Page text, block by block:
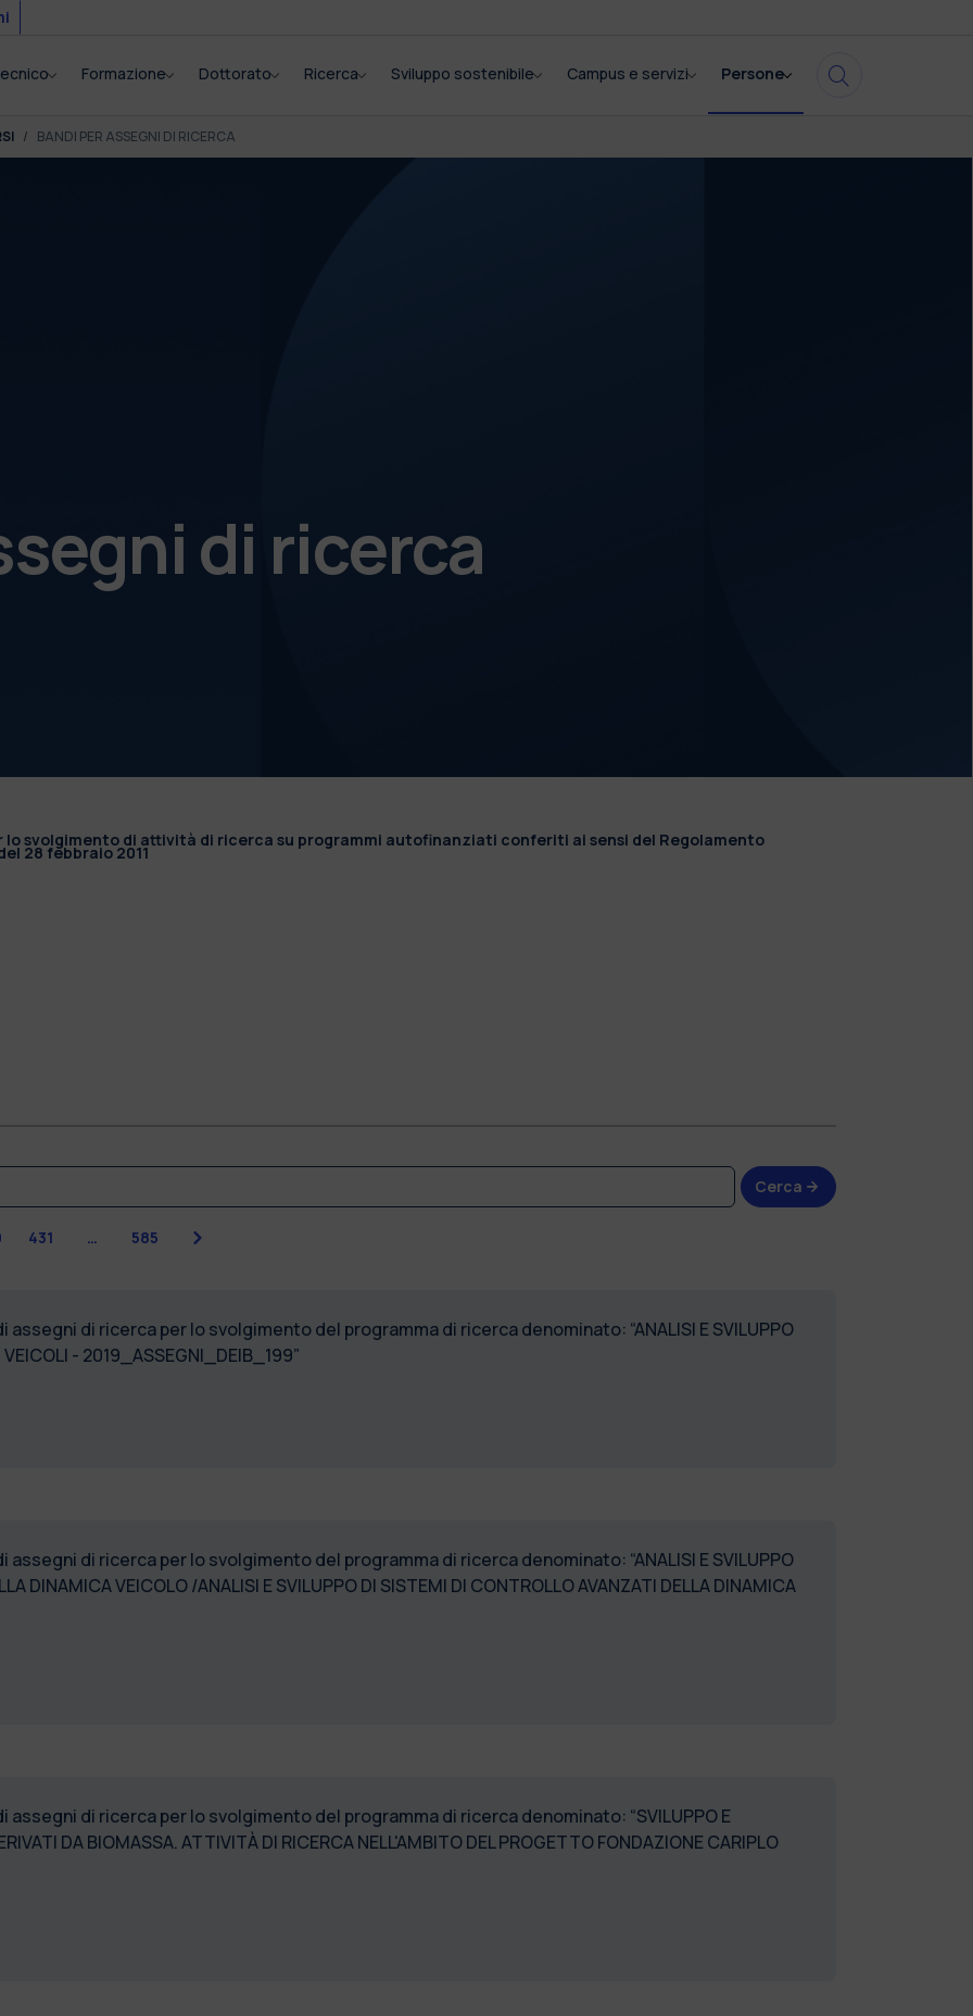
Formazione Dottorato Ricerca Sviluppo sostenibile Campus e servizi Persone
BANDI PER ASSEGNI DI RICERCA
di ricerca
svolgimento di attività di ricerca su programmi autofinanziati conferiti ai sensi del Regolamento
28 febbraio 2011
Cerca
431 … 585 Successiva
di ricerca per lo svolgimento del programma di ricerca denominato: “ANALISI E SVILUPPO
- 2019_ASSEGNI_DEIB_199”
di ricerca per lo svolgimento del programma di ricerca denominato: “ANALISI E SVILUPPO
DINAMICA VEICOLO /ANALISI E SVILUPPO DI SISTEMI DI CONTROLLO AVANZATI DELLA DINAMICA
di ricerca per lo svolgimento del programma di ricerca denominato: “SVILUPPO E
DA BIOMASSA. ATTIVITÀ DI RICERCA NELL'AMBITO DEL PROGETTO FONDAZIONE CARIPLO